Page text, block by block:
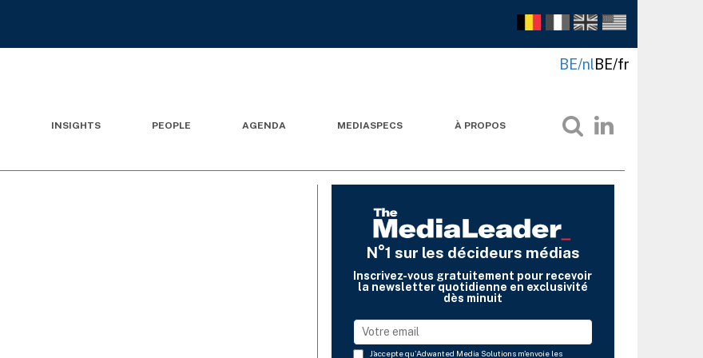
BE/nlBE/fr
INSIGHTS PEOPLE AGENDA MEDIASPECS À PROPOS
N°1 sur les décideurs médias
Inscrivez-vous gratuitement pour recevoir
la newsletter quotidienne en exclusivité
dès minuit
J'accepte qu'Adwanted Media Solutions m'envoie les